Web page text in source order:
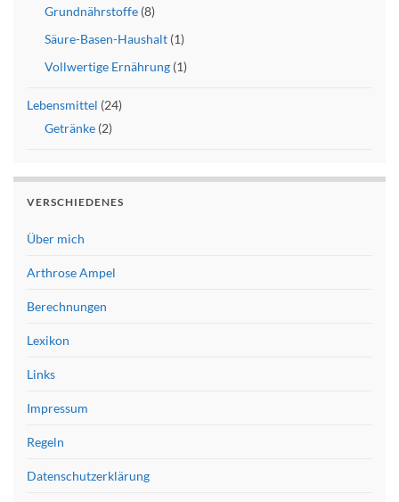
Grundnährstoffe (8)
Säure-Basen-Haushalt (1)
Vollwertige Ernährung (1)
Lebensmittel (24)
Getränke (2)
VERSCHIEDENES
Über mich
Arthrose Ampel
Berechnungen
Lexikon
Links
Impressum
Regeln
Datenschutzerklärung